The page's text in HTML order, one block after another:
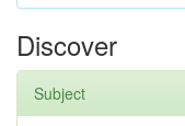
Discover
Subject